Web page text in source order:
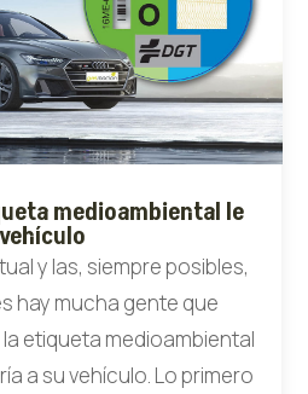
medioambiental le
y las, siempre posibles,
hay mucha gente que
etiqueta medioambiental
a su vehículo. Lo primero